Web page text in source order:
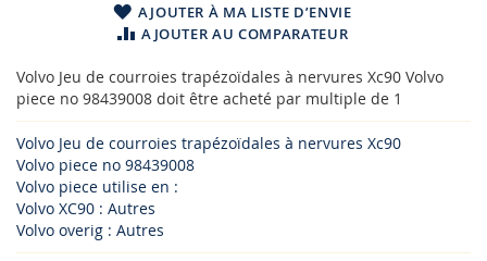
AJOUTER À MA LISTE D’ENVIE
AJOUTER AU COMPARATEUR
Volvo Jeu de courroies trapézoïdales à nervures Xc90 Volvo
piece no 98439008 doit être acheté par multiple de 1
Volvo Jeu de courroies trapézoïdales à nervures Xc90
Volvo piece no 98439008
Volvo piece utilise en :
Volvo XC90 : Autres
Volvo overig : Autres